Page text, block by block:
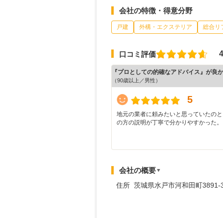
会社の特徴・得意分野
戸建 外構・エクステリア 総合リ
口コミ評価
『プロとしての的確なアドバイス』が良
（90歳以上／男性）
5
地元の業者に頼みたいと思っていたの
の方の説明が丁寧で分かりやすかった。
会社の概要▼
住所 茨城県水戸市河和田町3891-